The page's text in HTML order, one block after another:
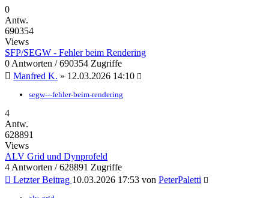
0
Antw.
690354
Views
SFP/SEGW - Fehler beim Rendering
0 Antworten / 690354 Zugriffe
Manfred K. » 12.03.2026 14:10
segw---fehler-beim-rendering
4
Antw.
628891
Views
ALV Grid und Dynprofeld
4 Antworten / 628891 Zugriffe
Letzter Beitrag 10.03.2026 17:53 von PeterPaletti